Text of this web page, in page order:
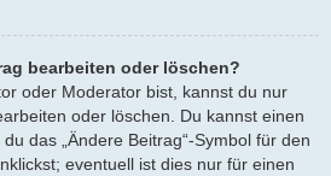
bearbeiten oder löschen?
oder Moderator bist, kannst du nur
oder löschen. Du kannst einen
das „Ändere Beitrag“-Symbol für den
eventuell ist dies nur für einen